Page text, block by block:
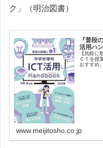
ク 」（明治図書）
『普段
活用ハ
【気軽に
ＣＴを授
おすすめ
www.meijitosho.co.jp